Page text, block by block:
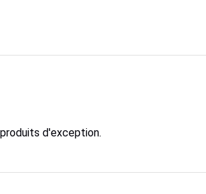
d'exception.